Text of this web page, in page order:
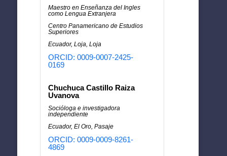
Maestro en Enseñanza del Ingles
como Lengua Extranjera
Centro Panamericano de Estudios
Superiores
Ecuador, Loja, Loja
ORCID: 0009-0007-2425-
0169
Chuchuca Castillo Raiza
Uvanova
Socióloga e investigadora
independiente
Ecuador, El Oro, Pasaje
ORCID: 0009-0009-8261-
4869